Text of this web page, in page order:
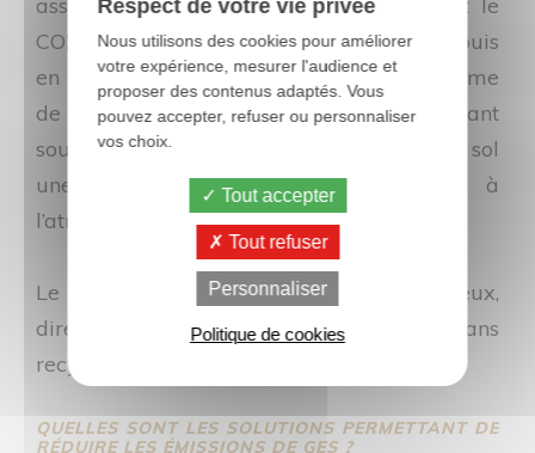
CO2 de l’air. Les végétaux s’en nourrissent puis
en stockent une partie dans le sol sous forme
de matière organique. En se décomposant
sous l’action de la pluie et de la faune du sol
une partie du CO2 va être restitué à
l’atmosphère et le reste est séquestré.
Le CH4 et le N2O sont, quant à eux,
directement rejetés dans l’atmosphère sans
recyclage possible.
QUELLES SONT LES SOLUTIONS PERMETTANT DE
RÉDUIRE LES ÉMISSIONS DE GES ?
Respect de votre vie privée
Nous utilisons des cookies pour améliorer
votre expérience, mesurer l'audience et
proposer des contenus adaptés. Vous
pouvez accepter, refuser ou personnaliser
vos choix.
Tout accepter
Tout refuser
Personnaliser
Politique de cookies